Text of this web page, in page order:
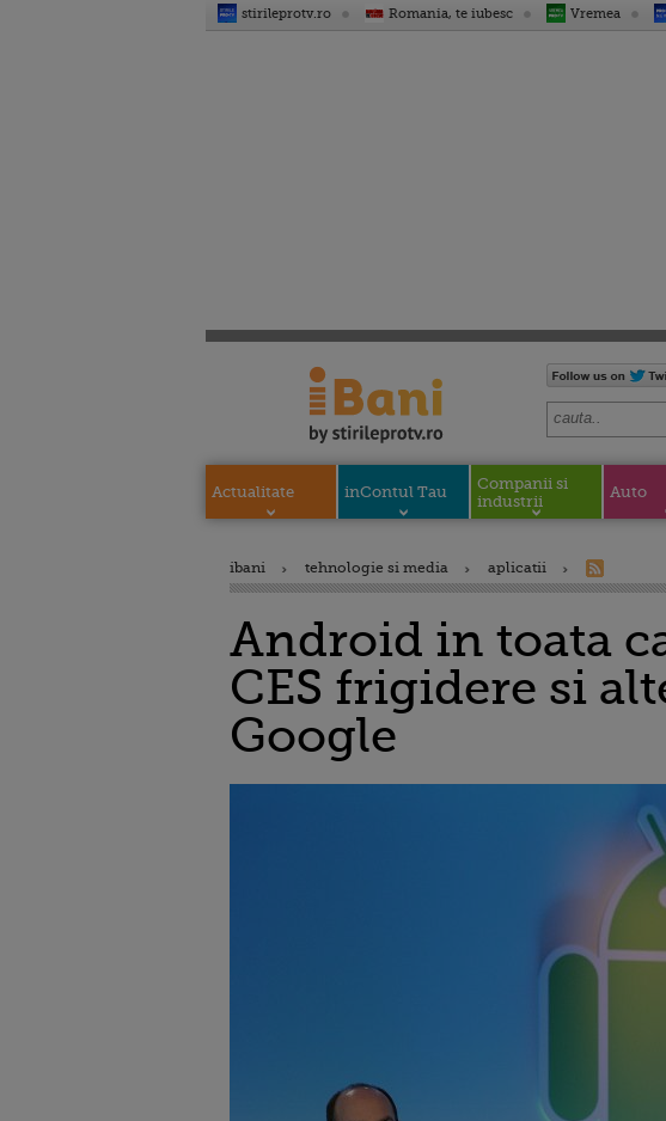
stirileprotv.ro Romania, te iubesc Vremea
Actualitate inContul Tau
Companii si
industrii
Auto
ibani tehnologie si media aplicatii
Android in toata
CES frigidere si
Google